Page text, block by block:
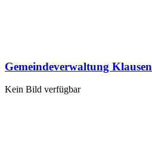
Gemeindeverwaltung Klausen
Kein Bild verfügbar